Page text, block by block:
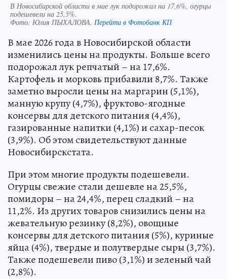
В Новосибирской области в мае лук подорожал на 17,6%, огурцы
подешевели на 25,5%.
Фото: Юлия ПЫХАЛОВА. Перейти в Фотобанк КП
В мае 2026 года в Новосибирской области
изменились цены на продукты. Больше всего
подорожал лук репчатый – на 17,6%.
Картофель и морковь прибавили 8,7%. Также
заметно выросли цены на маргарин (5,1%),
манную крупу (4,7%), фруктово-ягодные
консервы для детского питания (4,4%),
газированные напитки (4,1%) и сахар-песок
(3,9%). Об этом свидетельствуют данные
Новосибирскстата.
При этом многие продукты подешевели.
Огурцы свежие стали дешевле на 25,5%,
помидоры – на 24,4%, перец сладкий – на
11,2%. Из других товаров снизились цены на
жевательную резинку (8,2%), овощные
консервы для детского питания (5%), куриные
яйца (4%), твердые и полутвердые сыры (3,7%).
Также подешевели пиво (3,1%) и зеленый чай
(2,8%).